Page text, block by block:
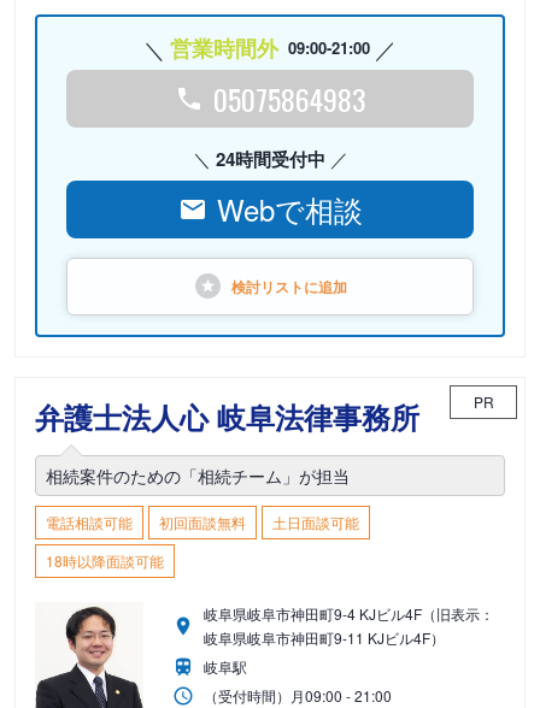
営業時間外 09:00-21:00
05075864983
24時間受付中
Webで相談
検討リストに追加
弁護士法人心 岐阜法律事務所 PR
相続案件のための「相続チーム」が担当
電話相談可能 初回面談無料
土日面談可能
18時以降面談可能
岐阜県岐阜市神田町9-4 KJビル4F（旧表示：
岐阜県岐阜市神田町9-11 KJビル4F）
岐阜駅
（受付時間） 月09:00 - 21:00